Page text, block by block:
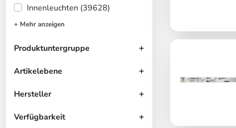
Innenleuchten (39628)
+ Mehr anzeigen
Produktuntergruppe
Artikelebene
Hersteller
Verfügbarkeit